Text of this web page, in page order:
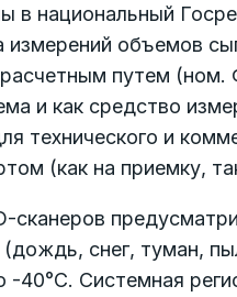
в национальный
измерений объемов
путем (ном.
и как средство
технического и
(как на приемку,
сканеров
снег, туман,
-40°С. Системная